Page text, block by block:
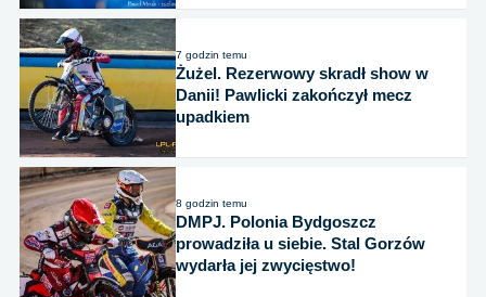
7 godzin temu
Żużel. Rezerwowy skradł show w
Danii! Pawlicki zakończył mecz
upadkiem
8 godzin temu
DMPJ. Polonia Bydgoszcz
prowadziła u siebie. Stal Gorzów
wydarła jej zwycięstwo!